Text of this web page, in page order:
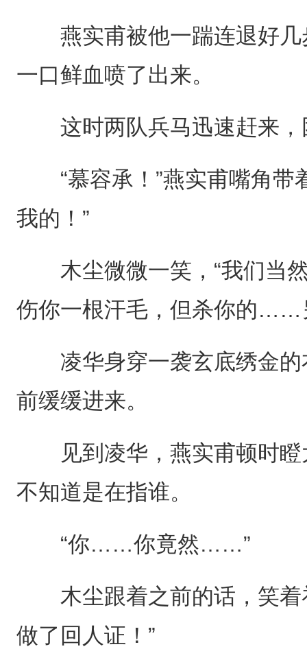
燕实甫被他一踹连退好几
一口鲜血喷了出来。
这时两队兵马迅速赶来，
“慕容承！”燕实甫嘴角带
我的！”
木尘微微一笑，“我们当然
伤你一根汗毛，但杀你的……
凌华身穿一袭玄底绣金的
前缓缓进来。
见到凌华，燕实甫顿时瞪
不知道是在指谁。
“你……你竟然……”
木尘跟着之前的话，笑着
做了回人证！”